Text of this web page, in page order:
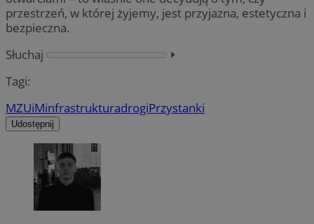
przestrzeń, w której żyjemy, jest przyjazna, estetyczna i
bezpieczna.
Słuchaj
⏵︎
Tagi:
MZUiMinfrastrukturadrogiPrzystanki
Udostępnij